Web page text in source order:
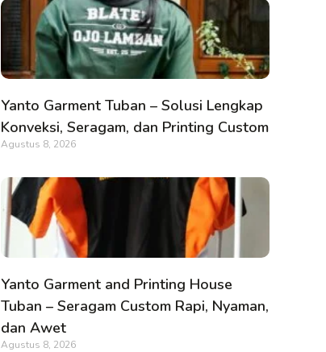
Yanto Garment Tuban – Solusi Lengkap
Konveksi, Seragam, dan Printing Custom
Agustus 8, 2026
Yanto Garment and Printing House
Tuban – Seragam Custom Rapi, Nyaman,
dan Awet
Agustus 8, 2026